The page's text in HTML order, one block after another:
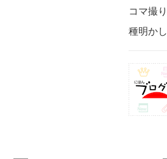
コマ撮り
種明かし